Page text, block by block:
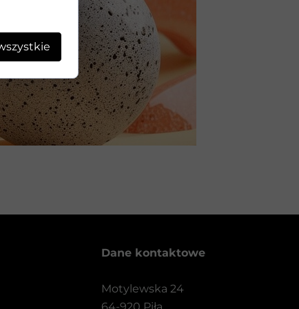
Dane kontaktowe
Motylewska 24